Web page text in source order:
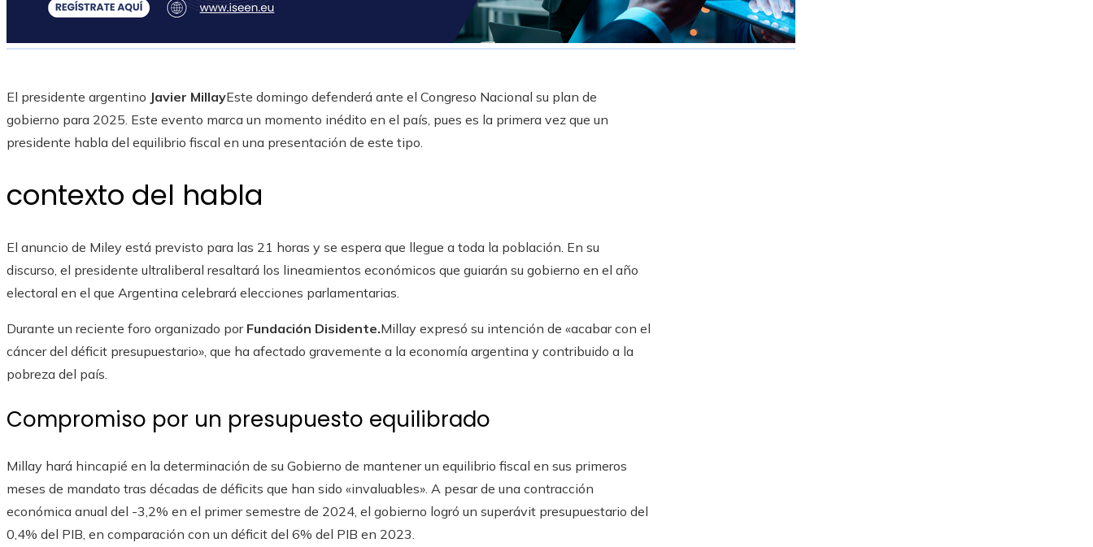
El presidente argentino Javier MillayEste domingo defenderá ante el Congreso Nacional su plan de
gobierno para 2025. Este evento marca un momento inédito en el país, pues es la primera vez que un
presidente habla del equilibrio fiscal en una presentación de este tipo.
contexto del habla
El anuncio de Miley está previsto para las 21 horas y se espera que llegue a toda la población. En su
discurso, el presidente ultraliberal resaltará los lineamientos económicos que guiarán su gobierno en el año
electoral en el que Argentina celebrará elecciones parlamentarias.
Durante un reciente foro organizado por Fundación Disidente.Millay expresó su intención de «acabar con el
cáncer del déficit presupuestario», que ha afectado gravemente a la economía argentina y contribuido a la
pobreza del país.
Compromiso por un presupuesto equilibrado
Millay hará hincapié en la determinación de su Gobierno de mantener un equilibrio fiscal en sus primeros
meses de mandato tras décadas de déficits que han sido «invaluables». A pesar de una contracción
económica anual del -3,2% en el primer semestre de 2024, el gobierno logró un superávit presupuestario del
0,4% del PIB, en comparación con un déficit del 6% del PIB en 2023.